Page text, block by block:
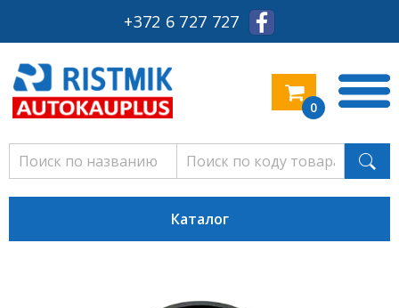
+372 6 727 727
0
Каталог